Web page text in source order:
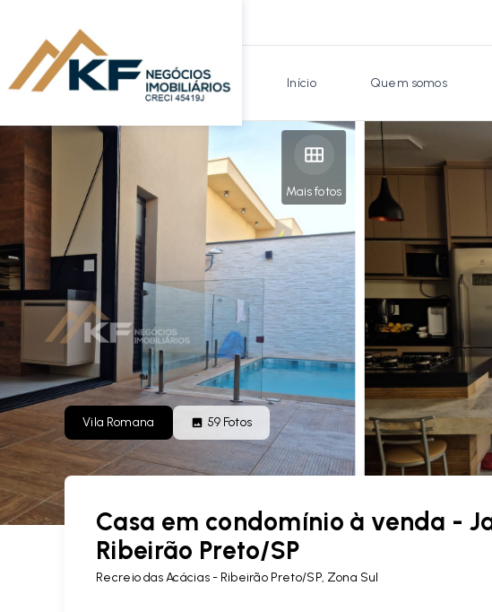
Início Quem somos
Mais fotos
Vila Romana 59 Fotos
Casa em condomínio à venda -
Ribeirão Preto/SP
Recreio das Acácias - Ribeirão Preto/SP, Zona Sul